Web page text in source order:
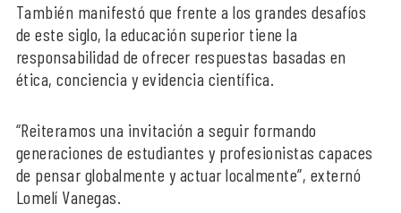
También manifestó que frente a los grandes desafíos
de este siglo, la educación superior tiene la
responsabilidad de ofrecer respuestas basadas en
ética, conciencia y evidencia científica.
“Reiteramos una invitación a seguir formando
generaciones de estudiantes y profesionistas capaces
de pensar globalmente y actuar localmente”, externó
Lomelí Vanegas.